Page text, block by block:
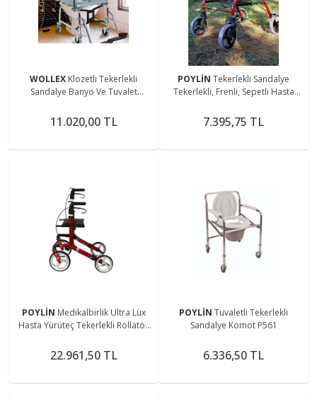
WOLLEX Klozetli Tekerlekli
Sandalye Banyo Ve Tuvalet
11.020,00 TL
POYLİN Tekerlekli Sandalye
Tekerlekli, Frenli, Sepetli Hasta
Sandalye
7.395,75 TL
POYLİN Medikalbirlik Ultra Lüx
Hasta Yürüteç Tekerlekli Rollatör
Sandalye
22.961,50 TL
POYLİN Tuvaletli Tekerlekli
Sandalye Komot P561
6.336,50 TL